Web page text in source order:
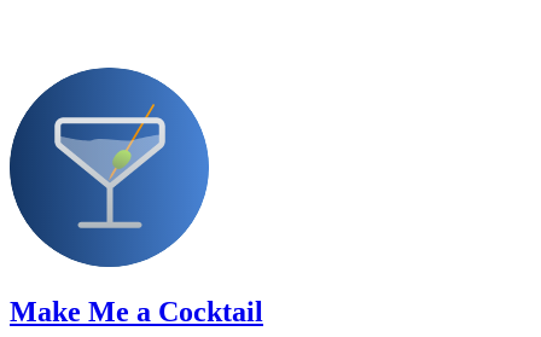
Make Me a Cocktail